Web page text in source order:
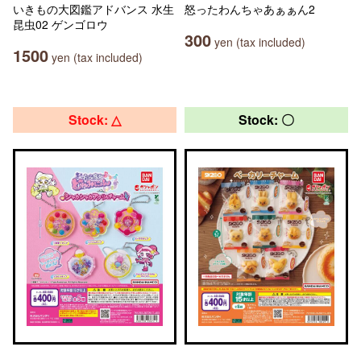
いきもの大図鑑アドバンス 水生
昆虫02 ゲンゴロウ
1500 yen (tax included)
怒ったわんちゃあぁぁん2
300 yen (tax included)
Stock: △ Stock: 〇